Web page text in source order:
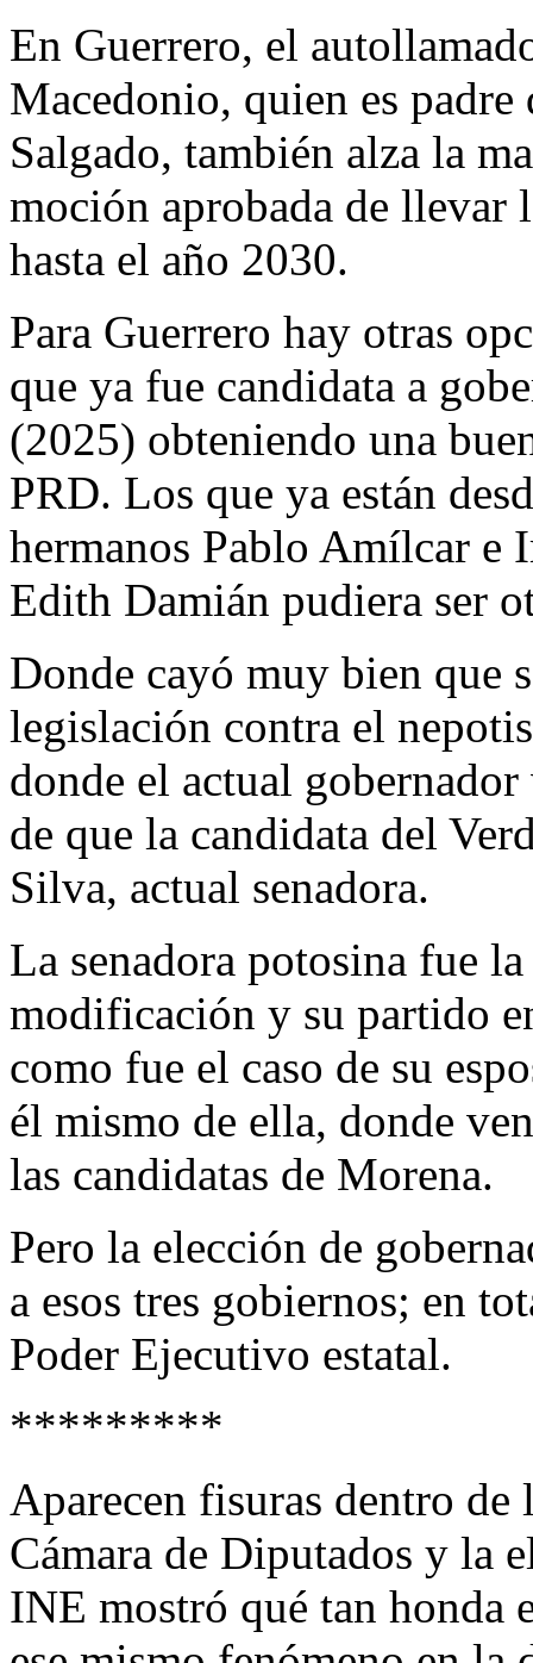
En Guerrero, el
Macedonio, quien es
Salgado, también alza la
moción aprobada de llevar
hasta el año 2030.
Para Guerrero hay otras
que ya fue candidata a
(2025) obteniendo una
PRD. Los que ya están
hermanos Pablo Amílcar e
Edith Damián pudiera ser
Donde cayó muy bien que
legislación contra el
donde el actual
de que la candidata del
Silva, actual senadora.
La senadora potosina fue
modificación y su partido
como fue el caso de su
él mismo de ella, donde
las candidatas de Morena.
Pero la elección de
a esos tres gobiernos; en
Poder Ejecutivo estatal.
*********
Aparecen fisuras dentro de
Cámara de Diputados y la
INE mostró qué tan honda